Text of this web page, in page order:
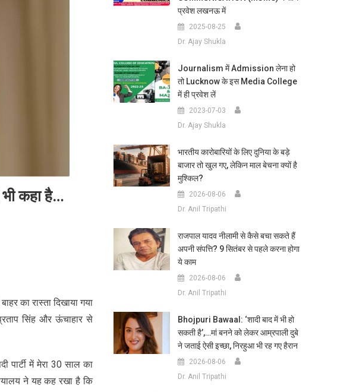
भी कहा है…
का रास्ता दिखाया गया
सिंह और ऊंचाहार से
पार्टी में मेरा 30 साल का
ने यह कह रखा है कि
प्रवेश लखनऊ में
2025-08-25
Dr. Ajay Shukla
Journalism में Admission लेना हो
तो Lucknow के इस Media College
में ही प्रवेश लें
2023-07-03
Dr. Ajay Shukla
भारतीय कारोबारियों के लिए दुनिया के बड़े
बाजार तो खुल गए, लेकिन माल बेचना क्यों है
मुश्किल?
2026-08-06
Dr. Anil Tripathi
राजपाल यादव नीलामी से कैसे बचा सकते हैं
अपनी संपत्ति? 9 सितंबर से पहले करना होगा
ये काम
2026-08-06
Dr. Anil Tripathi
Bhojpuri Bawaal: ‘शादी बाद में भी हो
सकती है’,…मां बनने को लेकर आम्रपाली दुबे
ने जताई ऐसी इच्छा, निरहुआ भी रह गए हैरान
2026-08-06
Dr. Anil Tripathi